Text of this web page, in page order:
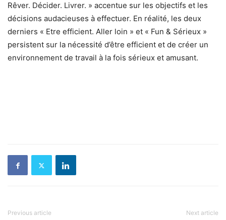
Rêver. Décider. Livrer. » accentue sur les objectifs et les
décisions audacieuses à effectuer. En réalité, les deux
derniers « Etre efficient. Aller loin » et « Fun & Sérieux »
persistent sur la nécessité d’être efficient et de créer un
environnement de travail à la fois sérieux et amusant.
Previous article Next article